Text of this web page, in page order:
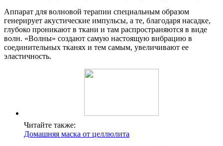
Аппарат для волновой терапии специальным образом
генерирует акустические импульсы, а те, благодаря насадке,
глубоко проникают в ткани и там распространяются в виде
волн. «Волны» создают самую настоящую вибрацию в
соединительных тканях и тем самым, увеличивают ее
эластичность.
Читайте также:
Домашняя маска от целлюлита